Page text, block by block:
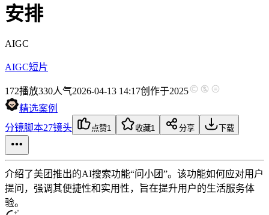
安排
AIGC
AIGC短片
172播放330人气2026-04-13 14:17创作于2025
精选案例
分镜脚本27镜头 点赞1 收藏1 分享 下载
介绍了美团推出的AI搜索功能“问小团”。该功能如何应对用户
提问，强调其便捷性和实用性，旨在提升用户的生活服务体
验。